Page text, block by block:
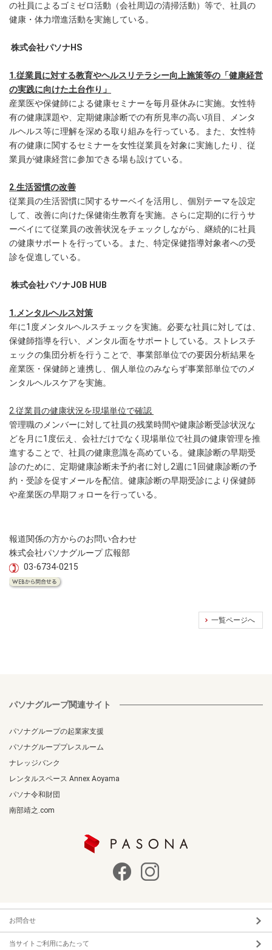
の社員によるゴミゼロ活動（会社周辺の清掃活動）等で、社員の
健康・体力増進活動を実施している。
株式会社パソナHS
1.従業員に対する教育やヘルスリテラシー向上施策等の「健康経営
の実践に向けた土台作り」
産業医や保健師による健康セミナーを毎月昼休みに実施。女性特
有の健康課題や、定期健康診断での有所見率の高い項目、メンタ
ルヘルス等に理解を深める取り組みを行っている。また、女性特
有の健康に関するセミナーを女性従業員を対象に実施したり、従
業員が健康経営に参加できる場も設けている。
2.生活習慣の改善
従業員の生活習慣に関するサーベイを活用し、個別テーマを設定
して、改善に向けた保健衛生教育を実施。さらに定期的に行うサ
ーベイにて従業員の改善状況をチェックしながら、継続的に社員
の健康サポートを行っている。また、特定保健指導対象者への受
診を促進している。
株式会社パソナJOB HUB
1.メンタルヘルス対策
年に1度メンタルヘルスチェックを実施。必要な社員に対しては、
保健師指導を行い、メンタル面をサポートしている。ストレスチ
ェックの集団分析を行うことで、事業部単位での要因分析結果を
産業医・保健師と連携し、個人単位のみならず事業部単位でのメ
ンタルヘルスケアを実施。
2.従業員の健康状況を現場単位で確認
管理職のメンバーに対して社員の残業時間や健康診断受診状況な
どを月に1度伝え、会社だけでなく現場単位で社員の健康管理を推
進することで、社員の健康意識を高めている。健康診断の早期受
診のために、定期健康診断未予約者に対し2週に1回健康診断の予
約・受診を促すメールを配信。健康診断の早期受診により保健師
や産業医の早期フォローを行っている。
報道関係の方からのお問い合わせ
株式会社パソナグループ 広報部
03-6734-0215
一覧ページへ
パソナグループ関連サイト
パソナグループの起業家支援
パソナグループプレスルーム
ナレッジバンク
レンタルスペース Annex Aoyama
パソナ令和財団
南部靖之.com
お問合せ
当サイトご利用にあたって